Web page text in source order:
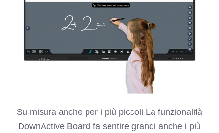
Su misura anche per i più piccoli La funzionalità
DownActive Board fa sentire grandi anche i più